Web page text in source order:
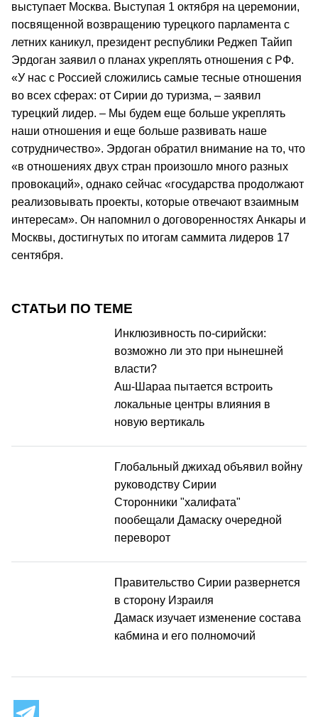
выступает Москва. Выступая 1 октября на церемонии,
посвященной возвращению турецкого парламента с
летних каникул, президент республики Реджеп Тайип
Эрдоган заявил о планах укреплять отношения с РФ.
«У нас с Россией сложились самые тесные отношения
во всех сферах: от Сирии до туризма, – заявил
турецкий лидер. – Мы будем еще больше укреплять
наши отношения и еще больше развивать наше
сотрудничество». Эрдоган обратил внимание на то, что
«в отношениях двух стран произошло много разных
провокаций», однако сейчас «государства продолжают
реализовывать проекты, которые отвечают взаимным
интересам». Он напомнил о договоренностях Анкары и
Москвы, достигнутых по итогам саммита лидеров 17
сентября.
СТАТЬИ ПО ТЕМЕ
Инклюзивность по-сирийски:
возможно ли это при нынешней
власти?
Аш-Шараа пытается встроить
локальные центры влияния в
новую вертикаль
Глобальный джихад объявил войну
руководству Сирии
Сторонники "халифата"
пообещали Дамаску очередной
переворот
Правительство Сирии развернется
в сторону Израиля
Дамаск изучает изменение состава
кабмина и его полномочий